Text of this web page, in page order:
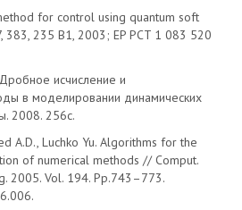
for control using quantum soft
383, 235 B1, 2003; EP PCT 1 083 520
исчисление и
в моделировании динамических
2008. 256с.
A.D., Luchko Yu. Algorithms for the
of numerical methods // Comput.
2005. Vol. 194. Pp.743–773.